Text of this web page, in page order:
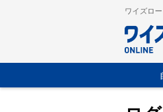
ワイズロ